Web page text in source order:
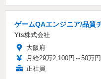
ゲームQAエンジニア/品質
Yts株式会社
大阪府
月給29万2,100円～50万円
正社員